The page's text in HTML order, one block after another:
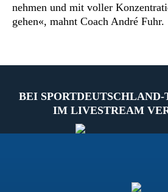
nehmen und mit voller
gehen«, mahnt Coach André Fuhr.
BEI
IM LIVESTREAM